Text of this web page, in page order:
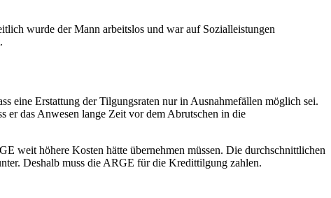
wurde der Mann arbeitslos und war auf Sozialleistungen
eine Erstattung der Tilgungsraten nur in Ausnahmefällen möglich sei.
er das Anwesen lange Zeit vor dem Abrutschen in die
weit höhere Kosten hätte übernehmen müssen. Die durchschnittlichen
Deshalb muss die ARGE für die Kredittilgung zahlen.